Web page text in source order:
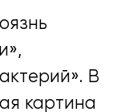
В
картина